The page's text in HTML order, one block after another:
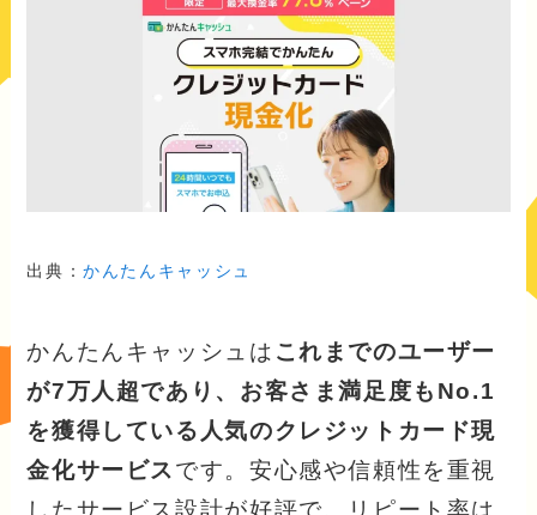
出典：かんたんキャッシュ
かんたんキャッシュは これまでのユーザー
が7万人超であり、お客さま満足度もNo.1
を獲得している人気のクレジットカード現
金化サービス です。安心感や信頼性を重視
したサービス設計が好評で、リピート率は